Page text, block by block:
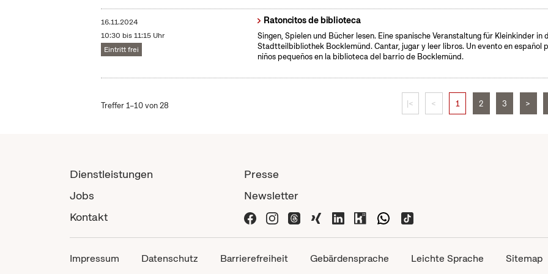
16.11.2024
10:30 bis 11:15 Uhr
Eintritt frei
Ratoncitos de biblioteca
Singen, Spielen und Bücher lesen. Eine spanische Veranstaltung für Kleinkinder in
Stadtteilbibliothek Bocklemünd. Cantar, jugar y leer libros. Un evento en español
niños pequeños en la biblioteca del barrio de Bocklemünd.
Treffer 1–10 von 28 |< < 1 2 3 >
Dienstleistungen
Jobs
Kontakt
Presse
Newsletter
Impressum Datenschutz Barrierefreiheit Gebärdensprache Leichte Sprache Sitemap